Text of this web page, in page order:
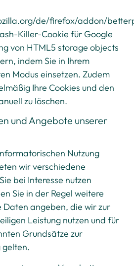
de/firefox/addon/
Killer-Cookie für Google
von HTML5 storage objects
indem Sie in Ihrem
Modus einsetzen. Zudem
Ihre Cookies und den
zu löschen.
und Angebote unserer
Nutzung
wir verschiedene
bei Interesse nutzen
Sie in der Regel weitere
Daten angeben, die wir zur
Leistung nutzen und für
Grundsätze zur